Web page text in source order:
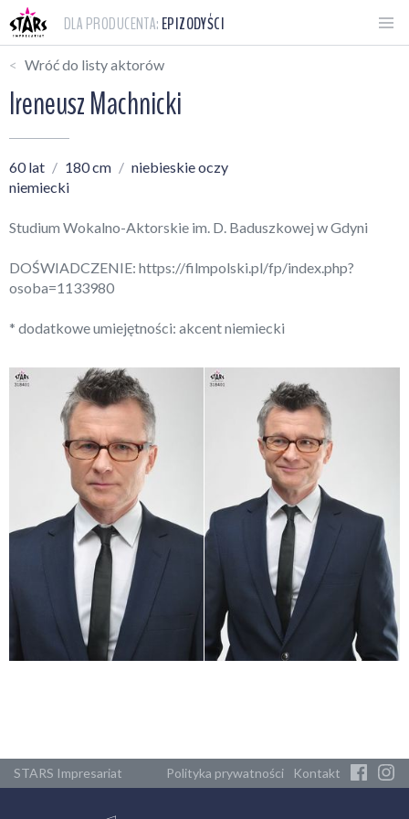
DLA PRODUCENTA: EPIZODYŚCI
Wróć do listy aktorów
Ireneusz Machnicki
60 lat 180 cm
niebieskie oczy
niemiecki
Studium Wokalno-Aktorskie im. D. Baduszkowej w Gdyni
DOŚWIADCZENIE: https://filmpolski.pl/fp/index.php?
osoba=1133980
* dodatkowe umiejętności: akcent niemiecki
STARS Impresariat Polityka prywatności Kontakt